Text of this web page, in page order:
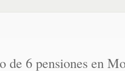
de 6 pensiones en